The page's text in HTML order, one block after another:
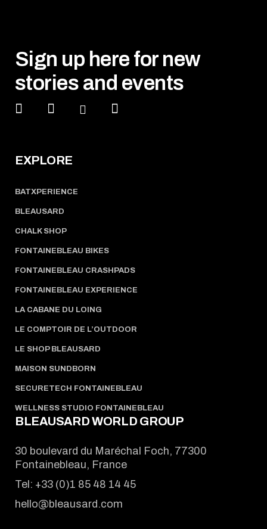
Sign up here for new
stories and events
EXPLORE
BATXPERIENCE
BLEAUSARD
CHALK SHOP
FONTAINEBLEAU BIKES
FONTAINEBLEAU CRASHPADS
FONTAINEBLEAU EXPERIENCE
LA CABANE DU LOING
LE COMPTOIR DE L’OUTDOOR
LE SHOP BLEAUSARD
MAISON SUNDBORN
SECURETECH FONTAINEBLEAU
WELLNESS STUDIO FONTAINEBLEAU
BLEAUSARD WORLD GROUP
30 boulevard du Maréchal Foch, 77300
Fontainebleau, France
Tel: +33 (0)1 85 48 14 45
hello@bleausard.com